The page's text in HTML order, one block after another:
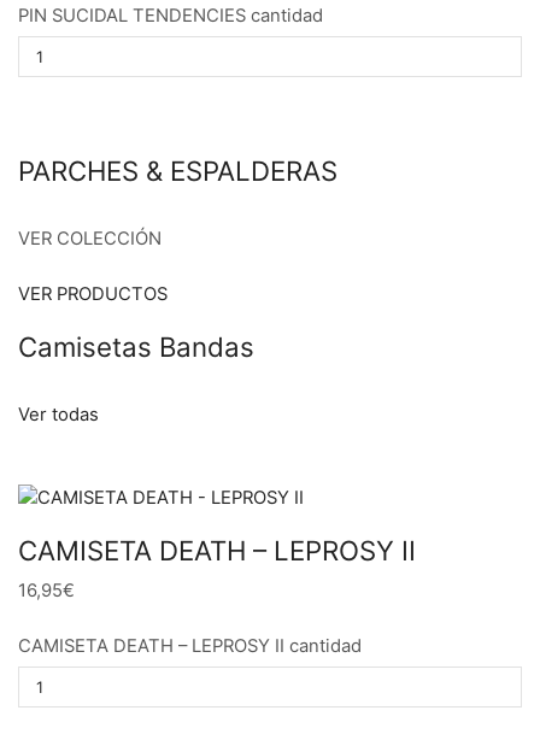
PIN SUCIDAL TENDENCIES cantidad
PARCHES & ESPALDERAS
VER COLECCIÓN
VER PRODUCTOS
Camisetas Bandas
Ver todas
CAMISETA DEATH – LEPROSY II
16,95€
CAMISETA DEATH – LEPROSY II cantidad